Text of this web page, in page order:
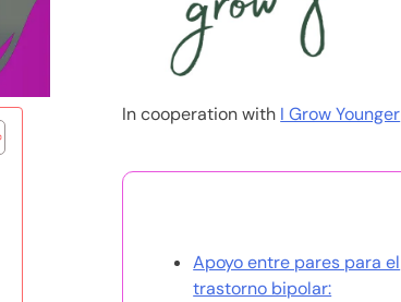
In cooperation with I Grow Younger
Apoyo entre pares para el
trastorno bipolar: